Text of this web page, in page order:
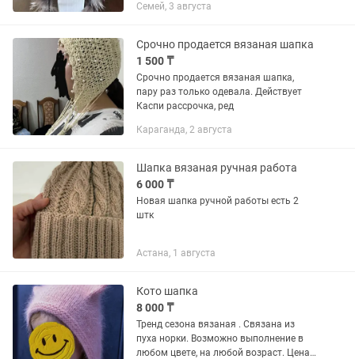
повседневной носки, не колется и
Семей, 3 августа
Срочно продается вязаная шапка
1 500 ₸
Срочно продается вязаная шапка,
пару раз только одевала. Действует
Каспи рассрочка, ред
Караганда, 2 августа
Шапка вязаная ручная работа
6 000 ₸
Новая шапка ручной работы есть 2
штк
Астана, 1 августа
Кото шапка
8 000 ₸
Тренд сезона вязаная . Связана из
пуха норки. Возможно выполнение в
любом цвете, на любой возраст. Цена